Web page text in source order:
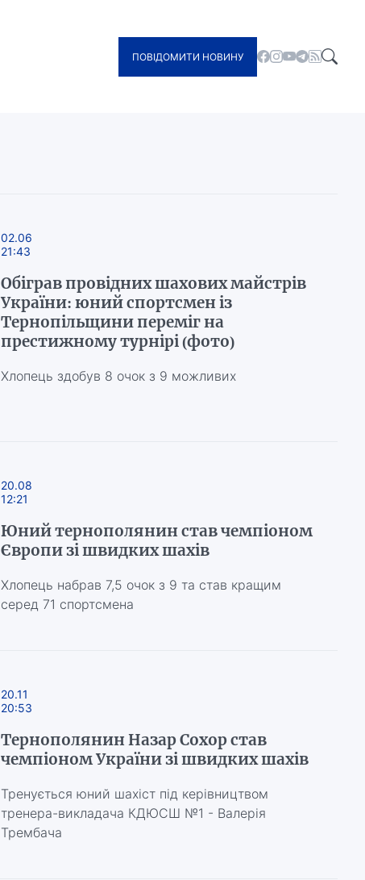
ПОВІДОМИТИ НОВИНУ
02.06
21:43
Обіграв провідних шахових майстрів
України: юний спортсмен із
Тернопільщини переміг на
престижному турнірі (фото)
Хлопець здобув 8 очок з 9 можливих
20.08
12:21
Юний тернополянин став чемпіоном
Європи зі швидких шахів
Хлопець набрав 7,5 очок з 9 та став кращим
серед 71 спортсмена
20.11
20:53
Тернополянин Назар Сохор став
чемпіоном України зі швидких шахів
Тренується юний шахіст під керівництвом
тренера-викладача КДЮСШ №1 - Валерія
Трембача